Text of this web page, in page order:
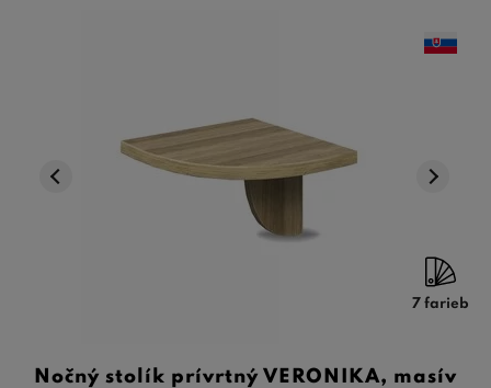
7 farieb
Nočný stolík prívrtný VERONIKA, masív